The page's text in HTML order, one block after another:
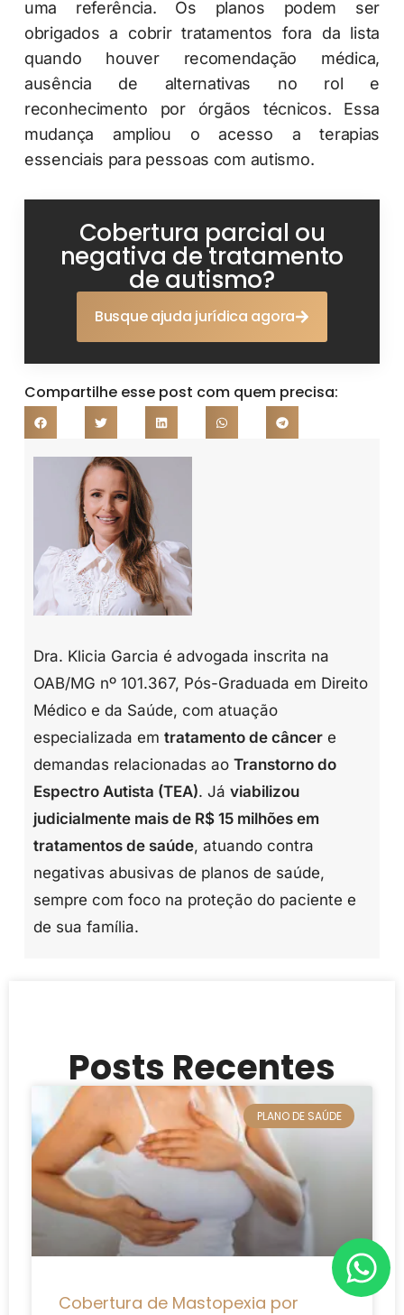
uma referência. Os planos podem ser
obrigados a cobrir tratamentos fora da lista
quando houver recomendação médica,
ausência de alternativas no rol e
reconhecimento por órgãos técnicos. Essa
mudança ampliou o acesso a terapias
essenciais para pessoas com autismo.
Cobertura parcial ou
negativa de tratamento
de autismo?
Busque ajuda jurídica agora
Compartilhe esse post com quem precisa:
Dra. Klicia Garcia é advogada inscrita na
OAB/MG nº 101.367, Pós-Graduada em Direito
Médico e da Saúde, com atuação
especializada em tratamento de câncer e
demandas relacionadas ao Transtorno do
Espectro Autista (TEA). Já viabilizou
judicialmente mais de R$ 15 milhões em
tratamentos de saúde, atuando contra
negativas abusivas de planos de saúde,
sempre com foco na proteção do paciente e
de sua família.
Posts Recentes
PLANO DE SAÚDE
Cobertura de Mastopexia por